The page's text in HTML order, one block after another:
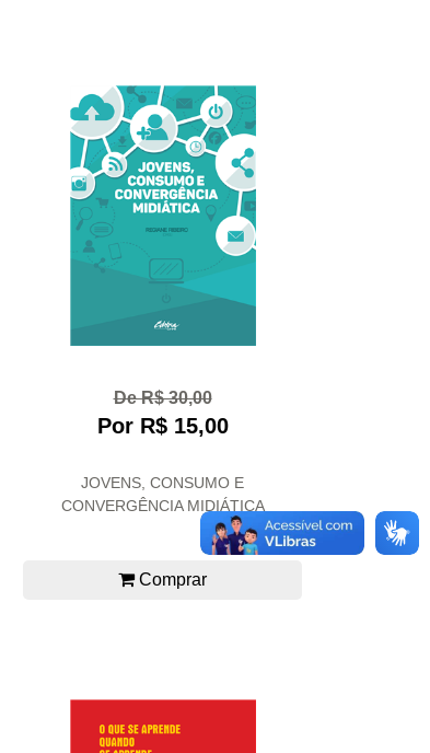
De R$ 30,00
Por R$ 15,00
JOVENS, CONSUMO E
CONVERGÊNCIA MIDIÁTICA
Comprar